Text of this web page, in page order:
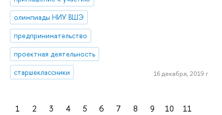
олимпиады НИУ ВШЭ
предпринимательство
проектная деятельность
старшеклассники
16 декабря, 2019 г.
1 2 3 4 5 6 7 8 9 10
11